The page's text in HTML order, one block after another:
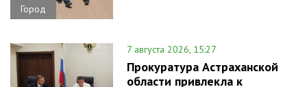
Город
7 августа 2026, 15:27
Прокуратура Астраханской
области привлекла к